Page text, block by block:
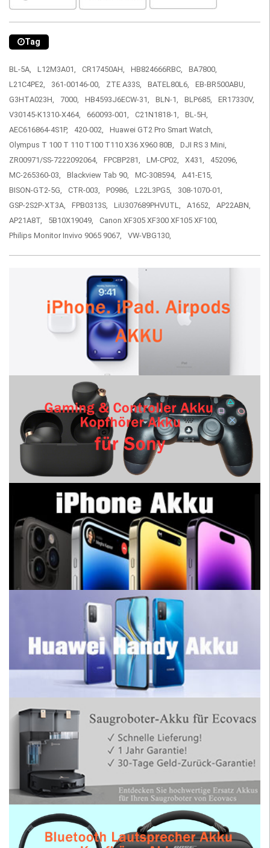
Tag
BL-5A, L12M3A01, CR17450AH, HB824666RBC,
BA7800,
L21C4PE2,
361-00146-00, ZTE A33S, BATEL80L6,
EB-BR500ABU,
G3HTA023H,
7000, HB4593J6ECW-31, BLN-1, BLP685,
ER17330V,
V30145-K1310-X464,
660093-001, C21N1818-1,
BL-5H,
AEC616864-4S1P,
420-002,
Huawei GT2 Pro Smart Watch,
Olympus T 100 T 110 T100 T110 X36 X960 80B,
DJI RS 3 Mini,
ZR00971/SS-7222092064,
FPCBP281, LM-CP02, X431,
452096,
MC-265360-03,
Blackview Tab 90, MC-308594,
A41-E15,
BISON-GT2-5G,
CTR-003, P0986, L22L3PG5,
308-1070-01,
GSP-2S2P-XT3A,
FPB0313S, LiU307689PHVUTL, A1652,
AP22ABN,
AP21A8T,
5B10X19049,
Canon XF305 XF300 XF105 XF100,
Philips Monitor Invivo 9065 9067,
VW-VBG130,